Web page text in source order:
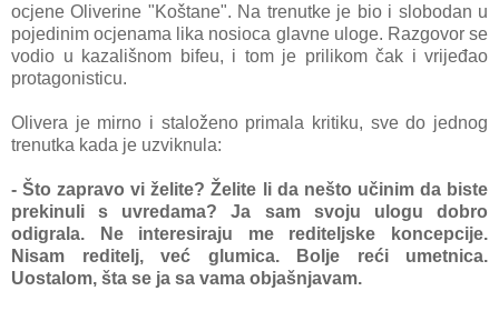
ocjene Oliverine "Koštane". Na trenutke je bio i slobodan u
pojedinim ocjenama lika nosioca glavne uloge. Razgovor se
vodio u kazališnom bifeu, i tom je prilikom čak i vrijeđao
protagonisticu.
Olivera je mirno i staloženo primala kritiku, sve do jednog
trenutka kada je uzviknula:
- Što zapravo vi želite? Želite li da nešto učinim da biste
prekinuli s uvredama? Ja sam svoju ulogu dobro
odigrala. Ne interesiraju me rediteljske koncepcije.
Nisam reditelj, već glumica. Bolje reći umetnica.
Uostalom, šta se ja sa vama objašnjavam.